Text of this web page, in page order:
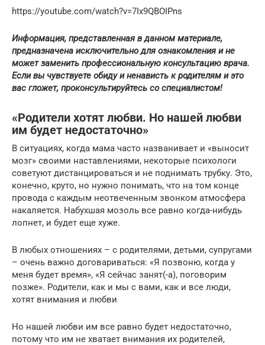
https://youtube.com/watch?v=7Ix9QBOIPns
Информация, представленная в данном материале,
предназначена исключительно для ознакомления и не
может заменить профессиональную консультацию врача.
Если вы чувствуете обиду и ненависть к родителям и это
вас гложет, проконсультируйтесь со специалистом!
«Родители хотят любви. Но нашей любви
им будет недостаточно»
В ситуациях, когда мама часто названивает и «выносит
мозг» своими наставлениями, некоторые психологи
советуют дистанцироваться и не поднимать трубку. Это,
конечно, круто, но нужно понимать, что на том конце
провода с каждым неотвеченным звонком атмосфера
накаляется. Набухшая мозоль все равно когда-нибудь
лопнет, и будет еще хуже.
В любых отношениях – с родителями, детьми, супругами
– очень важно договариваться: «Я позвоню, когда у
меня будет время», «Я сейчас занят(-а), поговорим
позже». Родители, как и мы с вами, как и все люди,
хотят внимания и любви
Но нашей любви им все равно будет недостаточно,
потому что им не хватает внимания их родителей,